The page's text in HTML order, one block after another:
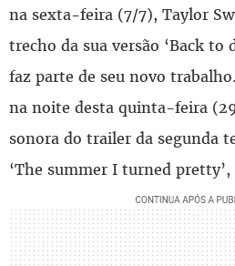
na sexta-feira (7/7), Taylor
trecho da sua versão ‘Back to
faz parte de seu novo
na noite desta quinta-feira
sonora do trailer da segunda
‘The summer I turned